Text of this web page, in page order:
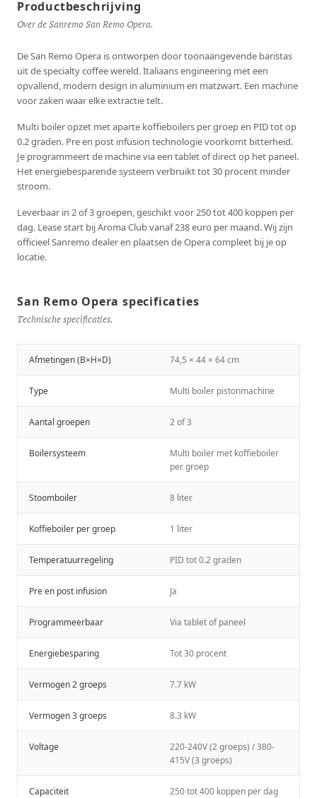
Productbeschrijving
Over de Sanremo San Remo Opera.
De San Remo Opera is ontworpen door toonaangevende baristas
uit de specialty coffee wereld. Italiaans engineering met een
opvallend, modern design in aluminium en matzwart. Een machine
voor zaken waar elke extractie telt.
Multi boiler opzet met aparte koffieboilers per groep en PID tot op
0.2 graden. Pre en post infusion technologie voorkomt bitterheid.
Je programmeert de machine via een tablet of direct op het paneel.
Het energiebesparende systeem verbruikt tot 30 procent minder
stroom.
Leverbaar in 2 of 3 groepen, geschikt voor 250 tot 400 koppen per
dag. Lease start bij Aroma Club vanaf 238 euro per maand. Wij zijn
officieel Sanremo dealer en plaatsen de Opera compleet bij je op
locatie.
San Remo Opera specificaties
Technische specificaties.
Afmetingen (B×H×D) 74,5 × 44 × 64 cm
Type Multi boiler pistonmachine
Aantal groepen 2 of 3
Boilersysteem
Multi boiler met koffieboiler
per groep
Stoomboiler 8 liter
Koffieboiler per groep 1 liter
Temperatuurregeling PID tot 0.2 graden
Pre en post infusion Ja
Programmeerbaar Via tablet of paneel
Energiebesparing Tot 30 procent
Vermogen 2 groeps 7.7 kW
Vermogen 3 groeps 8.3 kW
Voltage
220-240V (2 groeps) / 380-
415V (3 groeps)
Capaciteit 250 tot 400 koppen per dag